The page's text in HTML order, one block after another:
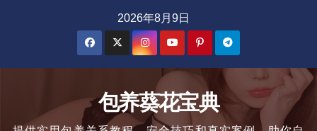
2026年8月9日
包养葵花宝典